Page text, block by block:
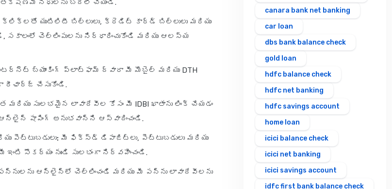
తక్షణమే నిధులను బదిలీ చేయండి.
యుటిలిటీ బిల్లులు, క్రెడిట్ కార్డ్ బిల్లులు మరియు
సకాలంలో చెల్లింపులను నిర్ధారించుకోండి మరియు ఆలస్య
బ్యాంకింగ్ ప్లాట్‌ఫామ్ ద్వారా మీ మొబైల్ మరియు DTH
రీఛార్జ్ చేసుకోండి.
మరియు సులభమైన లావాదేవీల కోసం మీ IDBI ఖాతాను లింక్ చేయడం
షాపింగ్ అనుభవాన్ని ఆస్వాదించండి.
పెట్టుబడులు: మీ ఫిక్స్‌డ్ డిపాజిట్లు, పెట్టుబడులు మరియు
సౌకర్యం నుండి సులభంగా నిర్వహించండి.
ఆన్‌లైన్‌లో చెల్లించండి మరియు మీ పన్ను లావాదేవీలను
canara bank net banking
car loan
dbs bank balance check
gold loan
hdfc balance check
hdfc net banking
hdfc savings account
home loan
icici balance check
icici net banking
icici savings account
idfc first bank balance check